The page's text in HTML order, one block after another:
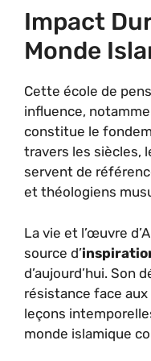
Impact
Monde
Cette école de
influence,
constitue le
travers les siècles,
servent de
et théologiens
La vie et l’œuvre
source d’
d’aujourd’hui. Son
résistance face
leçons
monde islamique